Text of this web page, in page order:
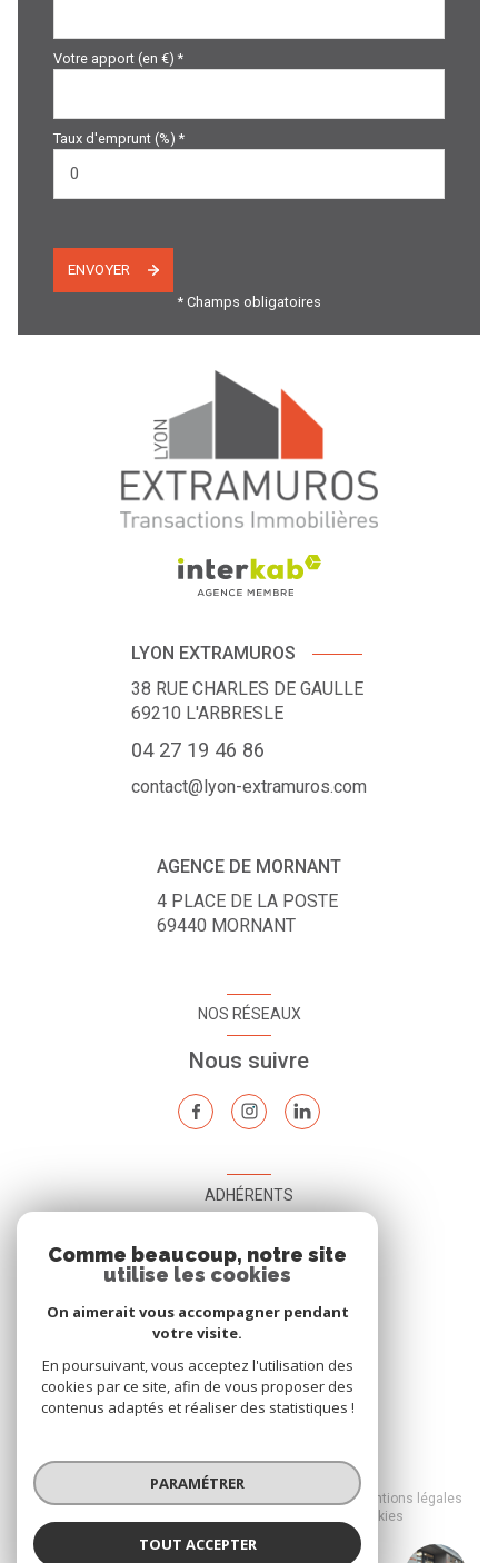
Votre apport (en €) *
Taux d'emprunt (%) *
ENVOYER
* Champs obligatoires
LYON EXTRAMUROS
38 RUE CHARLES DE GAULLE
69210 L'ARBRESLE
04 27 19 46 86
contact@lyon-extramuros.com
AGENCE DE MORNANT
4 PLACE DE LA POSTE
69440 MORNANT
NOS RÉSEAUX
Nous suivre
ADHÉRENTS
Nous adhérons
Mentions légales
Cookies
Comme beaucoup, notre site
utilise les cookies
On aimerait vous accompagner pendant
votre visite.
En poursuivant, vous acceptez l'utilisation des
cookies par ce site, afin de vous proposer des
contenus adaptés et réaliser des statistiques !
PARAMÉTRER
TOUT ACCEPTER